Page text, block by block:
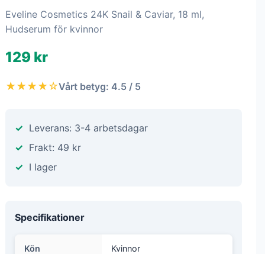
Eveline Cosmetics 24K Snail & Caviar, 18 ml,
Hudserum för kvinnor
129 kr
★★★★☆Vårt betyg: 4.5 / 5
Leverans: 3-4 arbetsdagar
Frakt: 49 kr
I lager
Specifikationer
Kön Kvinnor